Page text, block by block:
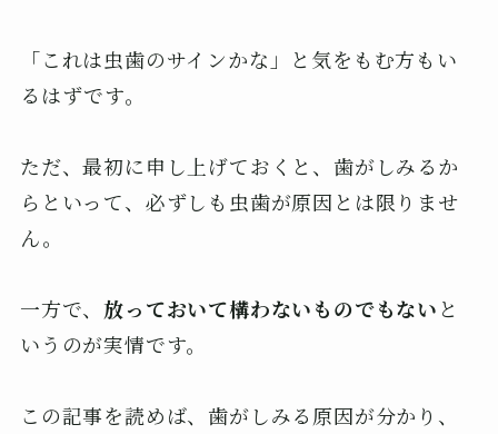
「これは虫歯のサインかな」と気をもむ方もい
るはずです。
ただ、最初に申し上げておくと、歯がしみるか
らといって、必ずしも虫歯が原因とは限りませ
ん。
一方で、放っておいて構わないものでもない と
いうのが実情です。
この記事を読めば、歯がしみる原因が分かり、